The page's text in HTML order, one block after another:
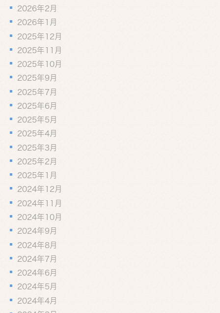
2026年2月
2026年1月
2025年12月
2025年11月
2025年10月
2025年9月
2025年7月
2025年6月
2025年5月
2025年4月
2025年3月
2025年2月
2025年1月
2024年12月
2024年11月
2024年10月
2024年9月
2024年8月
2024年7月
2024年6月
2024年5月
2024年4月